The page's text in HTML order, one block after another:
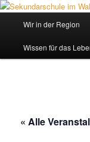
Zum
wechseln
Wir in der Region
Wissen für das
« Alle